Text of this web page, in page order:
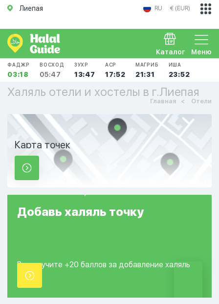
Лиепая RU € (EUR)
Меню
Каталог
ФАДЖР
03:18
ВОСХОД
05:47
ЗУХР
13:47
АСР
17:52
МАГРИБ
21:31
ИША
23:52
Халяль отели и хостелы в г.Лиепая
Главная Отели
Карта точек
Добавь халяль точку
Вы получите +20 баллов за добавление халяль
точки.